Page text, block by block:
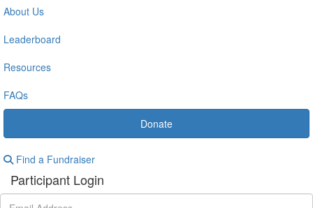
About Us
Leaderboard
Resources
FAQs
Donate
Find a Fundraiser
Participant Login